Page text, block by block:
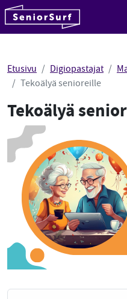
Hyppää sisältöön
Etusivu Digiopastajat
Tekoälyä senioreille
Tekoälyä